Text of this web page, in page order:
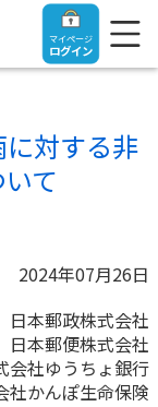
マイページ
ログイン
対する非
て
2024年07月26日
日本郵政株式会社
日本郵便株式会社
会社ゆうちょ銀行
社かんぽ生命保険